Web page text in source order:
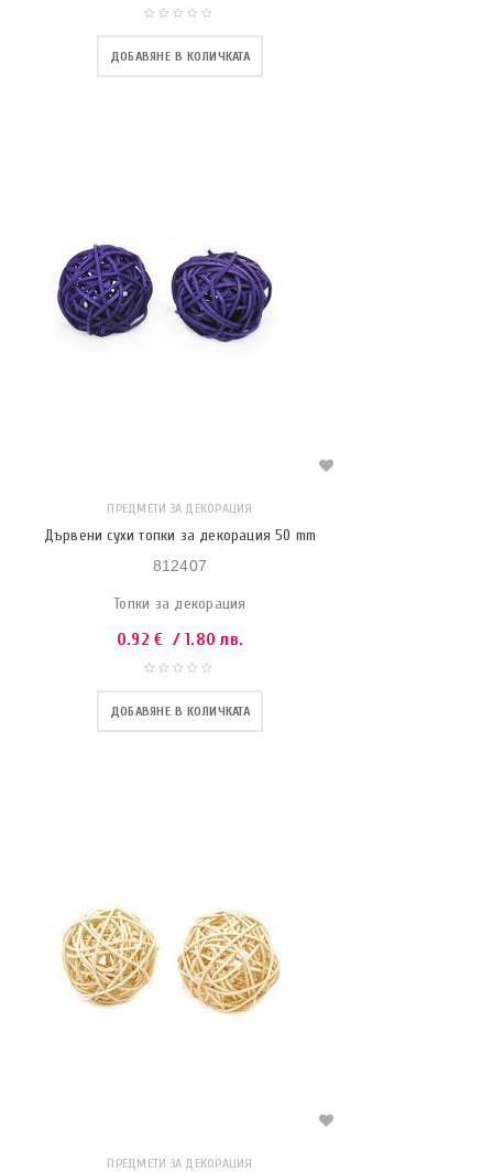
ДОБАВЯНЕ В КОЛИЧКАТА
ПРЕДМЕТИ ЗА ДЕКОРАЦИЯ
Дървени сухи топки за декорация 50 mm
812407
Топки за декорация
0.92€ / 1.80 лв.
ДОБАВЯНЕ В КОЛИЧКАТА
ПРЕДМЕТИ ЗА ДЕКОРАЦИЯ